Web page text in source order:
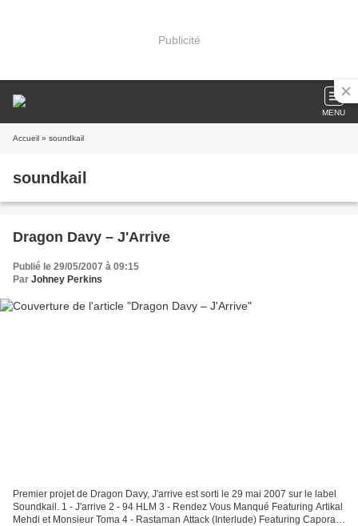
Publicité
MENU
Accueil » soundkail
soundkail
Dragon Davy – J'Arrive
Publié le 29/05/2007 à 09:15
Par Johney Perkins
Premier projet de Dragon Davy, J'arrive est sorti le 29 mai 2007 sur le label
Soundkail. 1 - J'arrive 2 - 94 HLM 3 - Rendez Vous Manqué Featuring Artikal
Mehdi et Monsieur Toma 4 - Rastaman Attack (Interlude) Featuring Caporal